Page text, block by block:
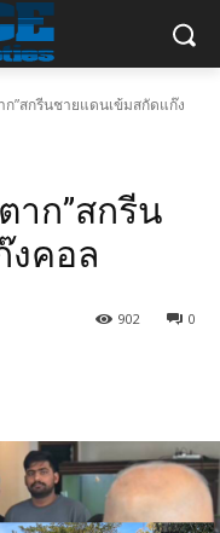
ก”สกรีนชายแดนเข้มสกัดแก๊ง
าก”สกรีน
งคอล
0
902